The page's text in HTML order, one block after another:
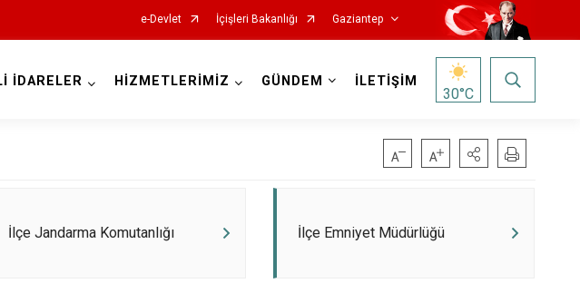
e-Devlet İçişleri Bakanlığı Gaziantep
İDARELER HİZMETLERİMİZ GÜNDEM İLETİŞİM
30°C
İlçe Jandarma Komutanlığı İlçe Emniyet Müdürlüğü